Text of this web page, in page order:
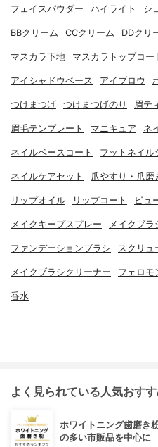
フェイスパウダー ハイライト シ
BBクリーム CCクリーム DDクリ
マスカラ下地 マスカラトップコー
アイシャドウベース アイブロウ
つけまつげ つけまつげのり 眉テ
眉毛テンプレート マニキュア ネ
ネイルベースコート フットネイル
ネイルケアセット 爪やすり・爪磨
リップオイル リップコート ビュ
メイクキープスプレー メイクブラ
ファンデーションブラシ スクリュ
メイクブラシクリーナー フェロモ
香水
よく見られている人気おす
ホワイトニング歯磨き
の多い市販品を中心に